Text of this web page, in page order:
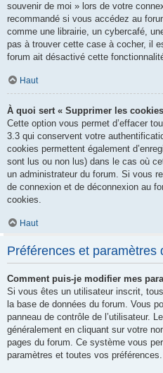
souvenir de moi » lors de votre
recommandé si vous accédez au
comme une librairie, un cybercafé,
pas à trouver cette case à cocher, il
forum ait désactivé cette
Haut
À quoi sert « Supprimer les
Cette option vous permet d’effacer
3.3 qui conservent votre
cookies permettent également
sont lus ou non lus) dans le cas où
un administrateur du forum. Si vous
de connexion et de déconnexion au
cookies.
Haut
Préférences et paramètres
Comment puis-je modifier mes
Si vous êtes un utilisateur inscrit,
la base de données du forum. Vous
panneau de contrôle de l’utilisateur.
généralement en cliquant sur votre
pages du forum. Ce système vous
paramètres et toutes vos préférences.